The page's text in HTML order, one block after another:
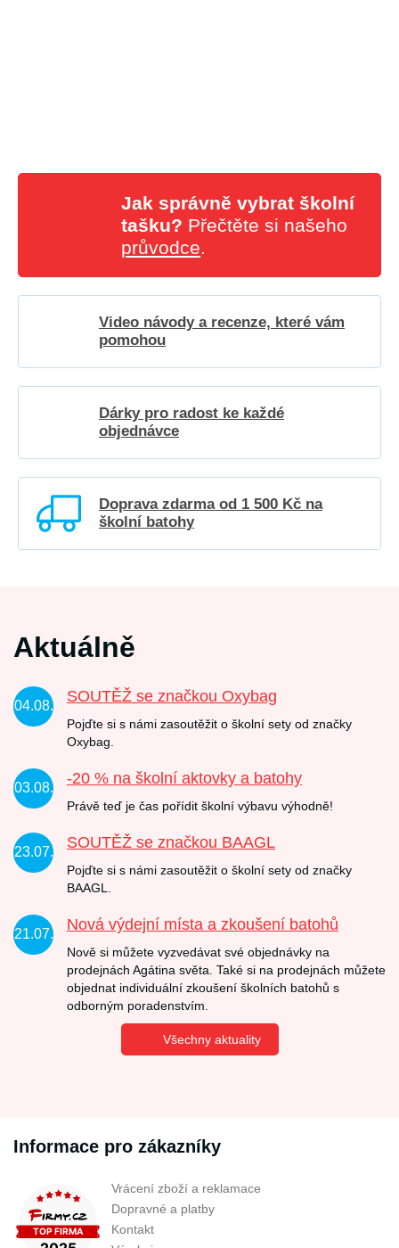
Jak správně vybrat školní
tašku? Přečtěte si našeho
průvodce.
Video návody a recenze, které vám
pomohou
Dárky pro radost ke každé
objednávce
Doprava zdarma od 1 500 Kč na
školní batohy
Aktuálně
04.08.
SOUTĚŽ se značkou Oxybag
Pojďte si s námi zasoutěžit o školní sety od značky
Oxybag.
03.08.
-20 % na školní aktovky a batohy
Právě teď je čas pořídit školní výbavu výhodně!
23.07.
SOUTĚŽ se značkou BAAGL
Pojďte si s námi zasoutěžit o školní sety od značky
BAAGL.
21.07.
Nová výdejní místa a zkoušení batohů
Nově si můžete vyzvedávat své objednávky na
prodejnách Agátina světa. Také si na prodejnách můžete
objednat individuální zkoušení školních batohů s
odborným poradenstvím.
Všechny aktuality
Informace pro zákazníky
Vrácení zboží a reklamace
Dopravné a platby
Kontakt